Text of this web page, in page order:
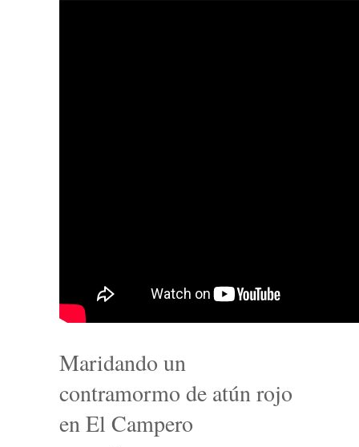
Maridando un
contramormo de atún rojo
en El Campero